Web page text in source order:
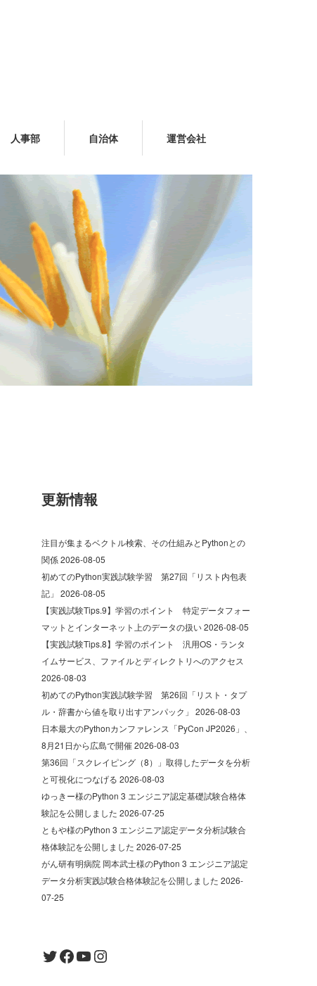
人事部 自治体 運営会社
更新情報
注目が集まるベクトル検索、その仕組みとPythonとの
関係2026-08-05
初めてのPython実践試験学習 第27回「リスト内包表
記」 2026-08-05
【実践試験Tips.9】学習のポイント 特定データフォー
マットとインターネット上のデータの扱い2026-08-05
【実践試験Tips.8】学習のポイント 汎用OS・ランタ
イムサービス、ファイルとディレクトリへのアクセス
2026-08-03
初めてのPython実践試験学習 第26回「リスト・タプ
ル・辞書から値を取り出すアンパック」 2026-08-03
日本最大のPythonカンファレンス「PyCon JP2026」、
8月21日から広島で開催2026-08-03
第36回「スクレイピング（8）」取得したデータを分析
と可視化につなげる 2026-08-03
ゆっきー様のPython 3 エンジニア認定基礎試験合格体
験記を公開しました 2026-07-25
ともや様のPython 3 エンジニア認定データ分析試験合
格体験記を公開しました 2026-07-25
がん研有明病院 岡本武士様のPython 3 エンジニア認定
データ分析実践試験合格体験記を公開しました 2026-
07-25
Twitter
Facebook
YouTube
Instagram